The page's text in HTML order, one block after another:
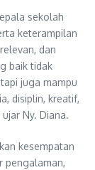
sekolah
keterampilan
dan
baik tidak
juga mampu
disiplin, kreatif,
Ny. Diana.
kesempatan
pengalaman,